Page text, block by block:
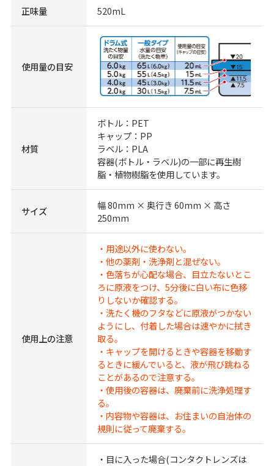
正味量 520mL
使用量の目安
材質
ボトル：PET
キャップ：PP
ラベル：PLA
容器(ボトル・ラベル)の一部に再生樹
脂・植物樹脂を使用しています。
サイズ
幅 80mm × 奥行き 60mm × 高さ
250mm
使用上の注意
・用途以外に使わない。
・他の薬剤・洗浄剤と混ぜない。
・色落ちが心配な場合、目立たないとこ
ろに原液をつけ、5分後に白い布に色移
りしないか確認する。
・洗たく機のフタなどに原液がつかない
ようにし、付着した場合は速やかに拭き
取る。
・キャップを開けるときや容器を移動す
るときに緩んでいると、液が飛び跳ねる
ことがあるので注意する。
・使用後の容器は、廃棄前に洗浄処理す
る。
・内容物や容器は、お住まいの自治体の
規則に従って廃棄する。
・目に入った場合(コンタクトレンズは